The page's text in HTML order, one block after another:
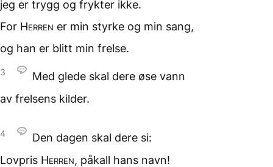
jeg er trygg og frykter ikke.
For Herren er min styrke og min sang,
og han er blitt min frelse.
3 Med glede skal dere øse vann
av frelsens kilder.
4 Den dagen skal dere si:
Lovpris Herren, påkall hans navn!